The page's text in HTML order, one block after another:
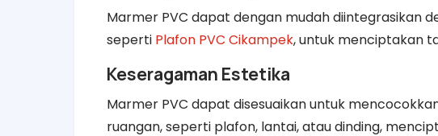
Marmer PVC dapat dengan mudah diintegrasikan
seperti Plafon PVC Cikampek, untuk menciptakan
Keseragaman Estetika
Marmer PVC dapat disesuaikan untuk
ruangan, seperti plafon, lantai, atau dinding,